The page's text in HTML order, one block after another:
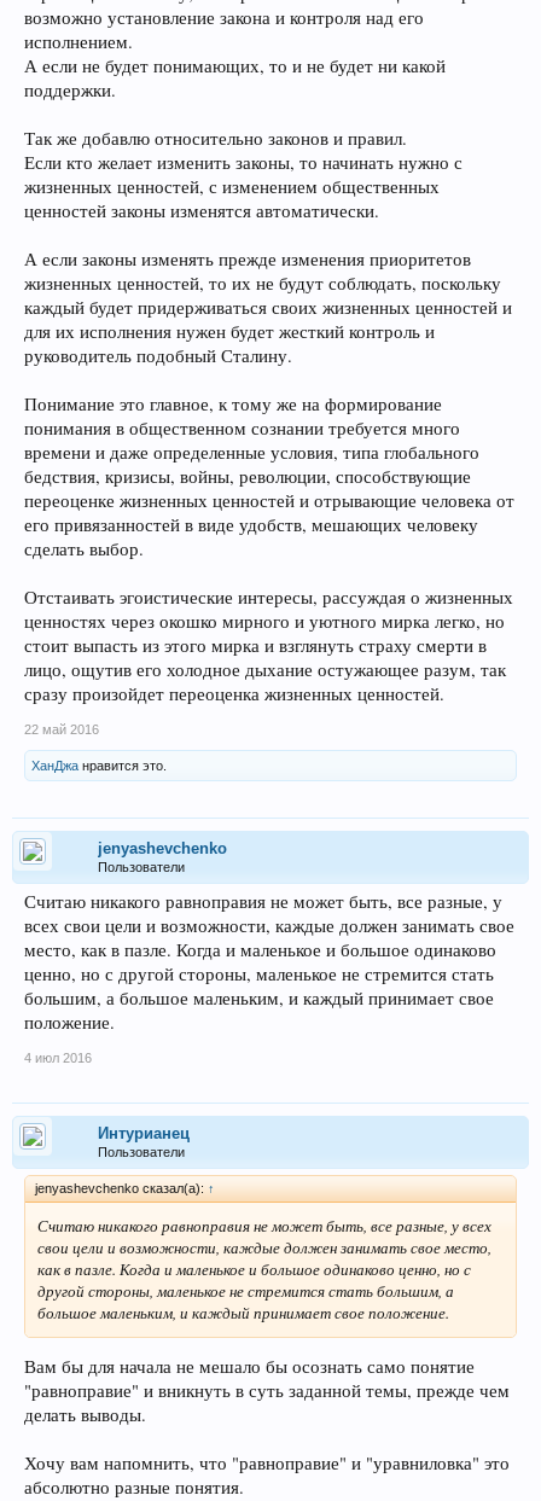
возможно установление закона и контроля над его
исполнением.
А если не будет понимающих, то и не будет ни какой
поддержки.
Так же добавлю относительно законов и правил.
Если кто желает изменить законы, то начинать нужно с
жизненных ценностей, с изменением общественных
ценностей законы изменятся автоматически.
А если законы изменять прежде изменения приоритетов
жизненных ценностей, то их не будут соблюдать, поскольку
каждый будет придерживаться своих жизненных ценностей и
для их исполнения нужен будет жесткий контроль и
руководитель подобный Сталину.
Понимание это главное, к тому же на формирование
понимания в общественном сознании требуется много
времени и даже определенные условия, типа глобального
бедствия, кризисы, войны, революции, способствующие
переоценке жизненных ценностей и отрывающие человека от
его привязанностей в виде удобств, мешающих человеку
сделать выбор.
Отстаивать эгоистические интересы, рассуждая о жизненных
ценностях через окошко мирного и уютного мирка легко, но
стоит выпасть из этого мирка и взглянуть страху смерти в
лицо, ощутив его холодное дыхание остужающее разум, так
сразу произойдет переоценка жизненных ценностей.
22 май 2016
ХанДжа нравится это.
jenyashevchenko
Пользователи
Считаю никакого равноправия не может быть, все разные, у
всех свои цели и возможности, каждые должен занимать свое
место, как в пазле. Когда и маленькое и большое одинаково
ценно, но с другой стороны, маленькое не стремится стать
большим, а большое маленьким, и каждый принимает свое
положение.
4 июл 2016
Интурианец
Пользователи
jenyashevchenko сказал(а): ↑
Считаю никакого равноправия не может быть, все разные, у всех
свои цели и возможности, каждые должен занимать свое место,
как в пазле. Когда и маленькое и большое одинаково ценно, но с
другой стороны, маленькое не стремится стать большим, а
большое маленьким, и каждый принимает свое положение.
Вам бы для начала не мешало бы осознать само понятие
"равноправие" и вникнуть в суть заданной темы, прежде чем
делать выводы.
Хочу вам напомнить, что "равноправие" и "уравниловка" это
абсолютно разные понятия.